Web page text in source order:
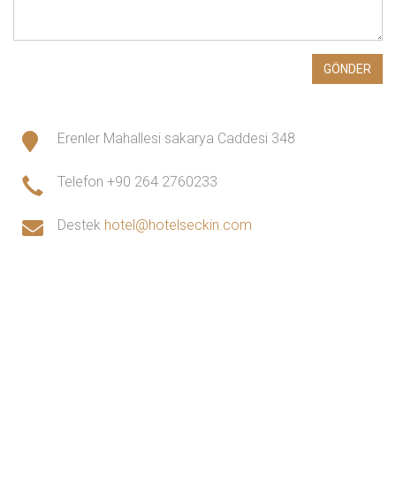
Erenler Mahallesi sakarya Caddesi 348
Telefon +90 264 2760233
Destek hotel@hotelseckin.com